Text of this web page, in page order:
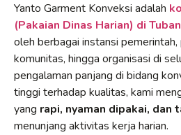
Yanto Garment Konveksi adalah
(Pakaian Dinas Harian) di Tuban
oleh berbagai instansi
komunitas, hingga organisasi di
pengalaman panjang di bidang
tinggi terhadap kualitas, kami
yang rapi, nyaman dipakai, dan
menunjang aktivitas kerja harian.